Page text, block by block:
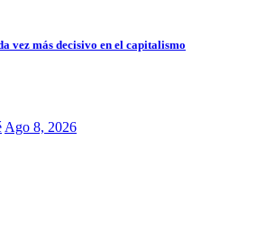
vez más decisivo en el capitalismo
Ago 8, 2026